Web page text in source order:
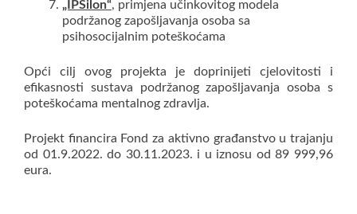
„IPSilon“, primjena učinkovitog modela
podržanog zapošljavanja osoba sa
psihosocijalnim poteškoćama
Opći cilj ovog projekta je doprinijeti cjelovitosti i
efikasnosti sustava podržanog zapošljavanja osoba s
poteškoćama mentalnog zdravlja.
Projekt financira Fond za aktivno građanstvo u trajanju
od 01.9.2022. do 30.11.2023. i u iznosu od 89 999,96
eura.